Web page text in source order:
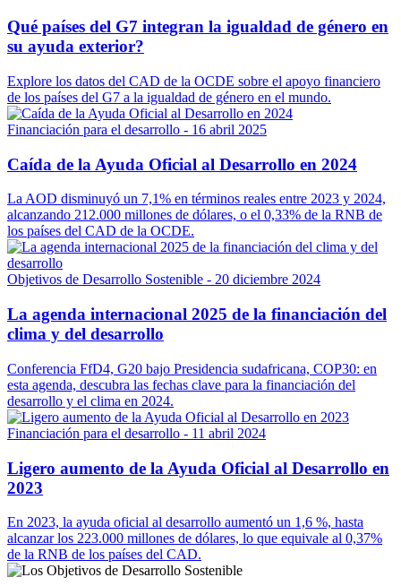
Qué países del G7 integran la igualdad de género en
su ayuda exterior?
Explore los datos del CAD de la OCDE sobre el apoyo financiero
de los países del G7 a la igualdad de género en el mundo.
Financiación para el desarrollo - 16 abril 2025
Caída de la Ayuda Oficial al Desarrollo en 2024
La AOD disminuyó un 7,1% en términos reales entre 2023 y 2024,
alcanzando 212.000 millones de dólares, o el 0,33% de la RNB de
los países del CAD de la OCDE.
Objetivos de Desarrollo Sostenible - 20 diciembre 2024
La agenda internacional 2025 de la financiación del
clima y del desarrollo
Conferencia FfD4, G20 bajo Presidencia sudafricana, COP30: en
esta agenda, descubra las fechas clave para la financiación del
desarrollo y el clima en 2024.
Financiación para el desarrollo - 11 abril 2024
Ligero aumento de la Ayuda Oficial al Desarrollo en
2023
En 2023, la ayuda oficial al desarrollo aumentó un 1,6 %, hasta
alcanzar los 223.000 millones de dólares, lo que equivale al 0,37%
de la RNB de los países del CAD.